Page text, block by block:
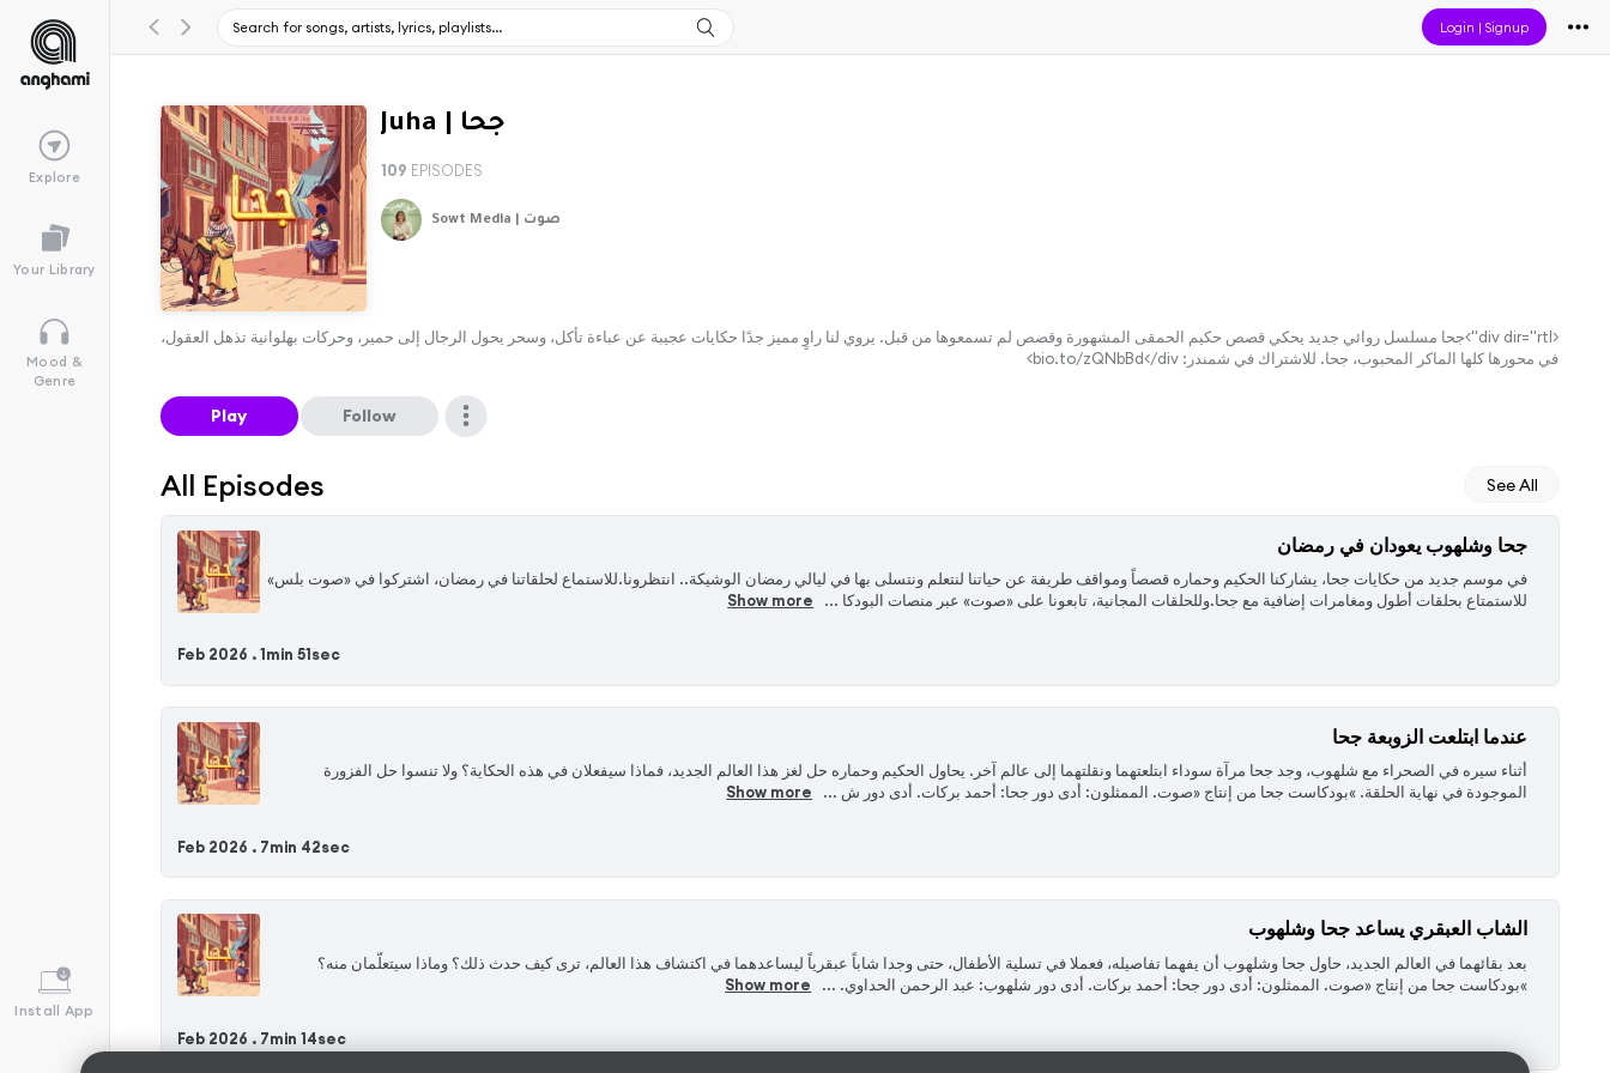
Login |Signup
Explore
Your Library
Mood &
Genre
Install App
Juha | جحا
109 EPISODES
Sowt Media | صوت
<div dir="rtl">جحا مسلسل روائي جديد يحكي قصص حكيم الحمقى المشهورة وقصص لم تسمعوها من قبل. يروي لنا راوٍ مميز جدًا حكايات عجيبة عن عباءة تأكل، وسحر يحول الرجال إلى حمير، وحركات بهلوانية تذهل العقول،
في محورها كلها الماكر المحبوب، جحا. للاشتراك في شمندر: bio.to/zQNbBd</div>
Play Follow
All Episodes See All
جحا وشلهوب يعودان في رمضان
‏في موسم جديد من حكايات جحا، يشاركنا الحكيم وحماره قصصاً ومواقف طريفة عن حياتنا لنتعلم ونتسلى بها في ليالي رمضان الوشيكة.. انتظرونا.للاستماع لحلقاتنا في رمضان، اشتركوا في «صوت بلس»
للاستمتاع بحلقات أطول ومغامرات إضافية مع جحا.وللحلقات المجانية، تابعونا على «صوت» عبر منصات البودكا ...
Show more
Feb 2026 .1min 51sec
عندما ابتلعت الزوبعة جحا
‏أثناء سيره في الصحراء مع شلهوب، وجد جحا مرآة سوداء ابتلعتهما ونقلتهما إلى عالم آخر. يحاول الحكيم وحماره حل لغز هذا العالم الجديد، فماذا سيفعلان في هذه الحكاية؟ ولا تنسوا حل الفزورة
الموجودة في نهاية الحلقة. »بودكاست جحا من إنتاج «صوت. الممثلون: أدى دور جحا: أحمد بركات. أدى دور ش ...
Show more
Feb 2026 . 7min 42sec
الشاب العبقري يساعد جحا وشلهوب
‏بعد بقائهما في العالم الجديد، حاول جحا وشلهوب أن يفهما تفاصيله، فعملا في تسلية الأطفال، حتى وجدا شاباً عبقرياً ليساعدهما في اكتشاف هذا العالم، ترى كيف حدث ذلك؟ وماذا سيتعلّمان منه؟
»بودكاست جحا من إنتاج «صوت. الممثلون: أدى دور جحا: أحمد بركات. أدى دور شلهوب: عبد الرحمن الحداوي. ...
Show more
Feb 2026 . 7min 14sec